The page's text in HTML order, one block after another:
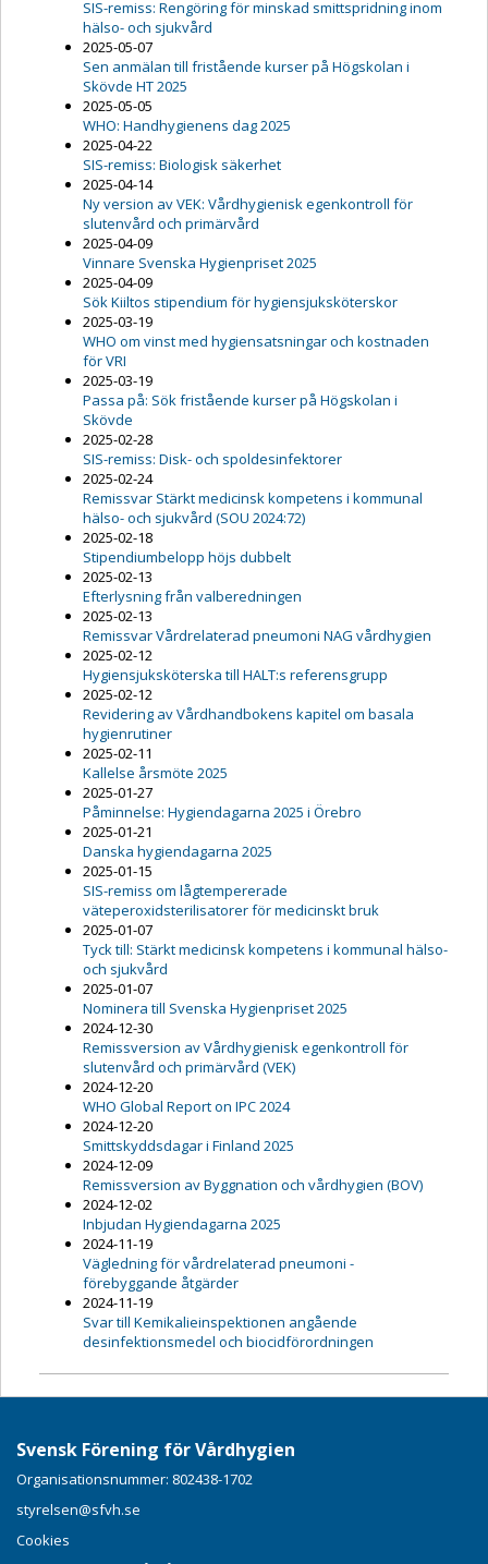
SIS-remiss: Rengöring för minskad smittspridning inom
hälso- och sjukvård
2025-05-07
Sen anmälan till fristående kurser på Högskolan i
Skövde HT 2025
2025-05-05
WHO: Handhygienens dag 2025
2025-04-22
SIS-remiss: Biologisk säkerhet
2025-04-14
Ny version av VEK: Vårdhygienisk egenkontroll för
slutenvård och primärvård
2025-04-09
Vinnare Svenska Hygienpriset 2025
2025-04-09
Sök Kiiltos stipendium för hygiensjuksköterskor
2025-03-19
WHO om vinst med hygiensatsningar och kostnaden
för VRI
2025-03-19
Passa på: Sök fristående kurser på Högskolan i
Skövde
2025-02-28
SIS-remiss: Disk- och spoldesinfektorer
2025-02-24
Remissvar Stärkt medicinsk kompetens i kommunal
hälso- och sjukvård (SOU 2024:72)
2025-02-18
Stipendiumbelopp höjs dubbelt
2025-02-13
Efterlysning från valberedningen
2025-02-13
Remissvar Vårdrelaterad pneumoni NAG vårdhygien
2025-02-12
Hygiensjuksköterska till HALT:s referensgrupp
2025-02-12
Revidering av Vårdhandbokens kapitel om basala
hygienrutiner
2025-02-11
Kallelse årsmöte 2025
2025-01-27
Påminnelse: Hygiendagarna 2025 i Örebro
2025-01-21
Danska hygiendagarna 2025
2025-01-15
SIS-remiss om lågtempererade
väteperoxidsterilisatorer för medicinskt bruk
2025-01-07
Tyck till: Stärkt medicinsk kompetens i kommunal hälso-
och sjukvård
2025-01-07
Nominera till Svenska Hygienpriset 2025
2024-12-30
Remissversion av Vårdhygienisk egenkontroll för
slutenvård och primärvård (VEK)
2024-12-20
WHO Global Report on IPC 2024
2024-12-20
Smittskyddsdagar i Finland 2025
2024-12-09
Remissversion av Byggnation och vårdhygien (BOV)
2024-12-02
Inbjudan Hygiendagarna 2025
2024-11-19
Vägledning för vårdrelaterad pneumoni -
förebyggande åtgärder
2024-11-19
Svar till Kemikalieinspektionen angående
desinfektionsmedel och biocidförordningen
Svensk Förening för Vårdhygien
Organisationsnummer: 802438-1702
styrelsen@sfvh.se
Cookies